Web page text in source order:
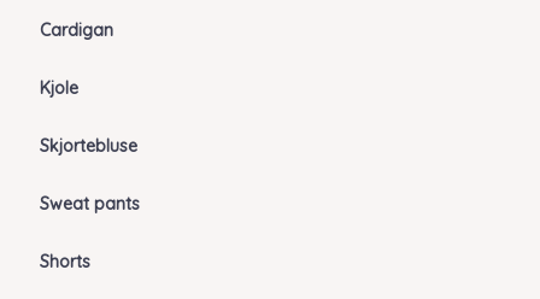
Cardigan
Kjole
Skjortebluse
Sweat pants
Shorts